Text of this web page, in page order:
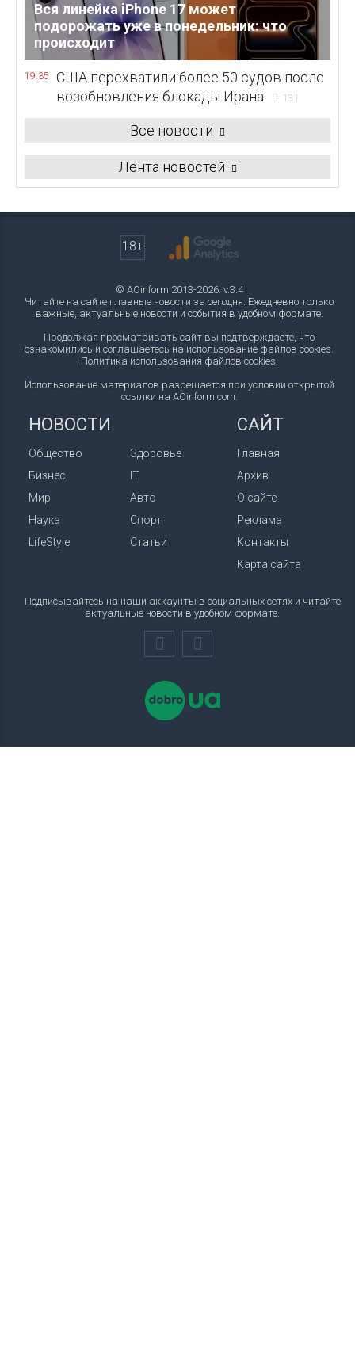
Вся линейка iPhone 17 может
подорожать уже в понедельник: что
происходит
19:35
США перехватили более 50 судов после
возобновления блокады Ирана
131
Все новости
Лента новостей
18+
© AOinform 2013-2026. v.3.4
Читайте на сайте главные новости за сегодня. Ежедневно только
важные, актуальные новости и события в удобном формате.
Продолжая просматривать сайт вы подтверждаете, что
ознакомились и соглашаетесь на использование файлов cookies.
Политика использования файлов cookies.
Использование материалов разрешается при условии открытой
ссылки на AOinform.com.
НОВОСТИ
Общество
Бизнес
Мир
Наука
LifeStyle
Здоровье
IT
Авто
Спорт
Статьи
САЙТ
Главная
Архив
О сайте
Реклама
Контакты
Карта сайта
Подписывайтесь на наши аккаунты в социальных сетях и читайте
актуальные новости в удобном формате.